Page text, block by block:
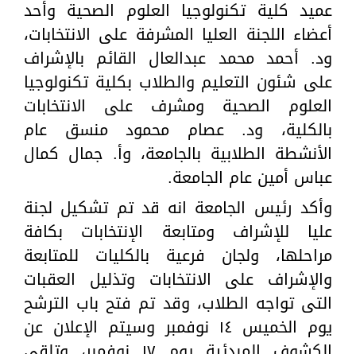
عميد كلية تكنولوجيا العلوم الصحية وأحد
أعضاء اللجنة العليا المشرفة على الانتخابات،
ود. أحمد محمد عبدالعال القائم بالإشراف
على شئون التعليم والطلاب بكلية تكنولوجيا
العلوم الصحية ومشرف على الانتخابات
بالكلية، ود. عصام محمود منسق عام
الأنشطة الطلابية بالجامعة، وأ. جمال كمال
عباس أمين عام الجامعة.
وأكد رئيس الجامعة انه قد تم تشكيل لجنة
عليا للإشراف ومتابعة الإنتخابات بكافة
مراحلها، ولجان فرعية بالكليات للمتابعة
والإشراف على الانتخابات وتذليل العقبات
التى تواجه الطلاب، وقد تم فتح باب الترشح
يوم الخميس ١٤ نوفمبر وسيتم الإعلان عن